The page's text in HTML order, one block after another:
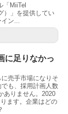
「MiiTel
）」を提供してい
イン...
に足りなかっ
売手市場になりそ
も、採用計画人数
ありません。2020
ます。企業はどの